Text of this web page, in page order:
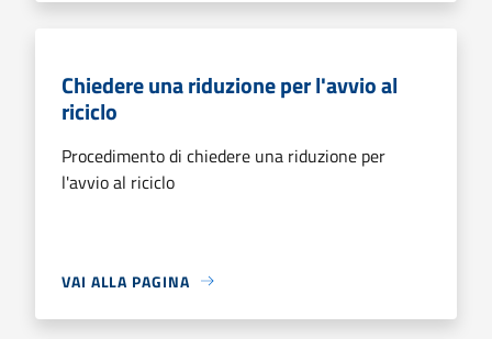
Chiedere una riduzione per l'avvio al
riciclo
Procedimento di chiedere una riduzione per
l'avvio al riciclo
VAI ALLA PAGINA